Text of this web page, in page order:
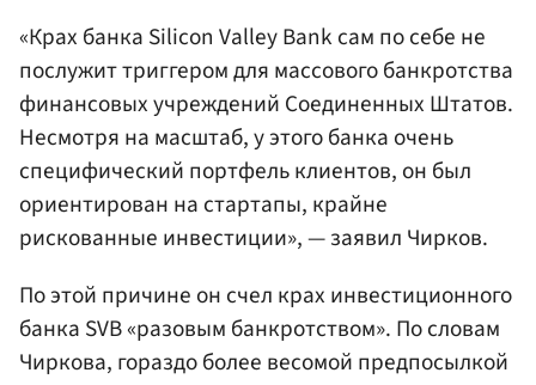
«Крах банка Silicon Valley Bank сам по себе не
послужит триггером для массового банкротства
финансовых учреждений Соединенных Штатов.
Несмотря на масштаб, у этого банка очень
специфический портфель клиентов, он был
ориентирован на стартапы, крайне
рискованные инвестиции», — заявил Чирков.
По этой причине он счел крах инвестиционного
банка SVB «разовым банкротством». По словам
Чиркова, гораздо более весомой предпосылкой